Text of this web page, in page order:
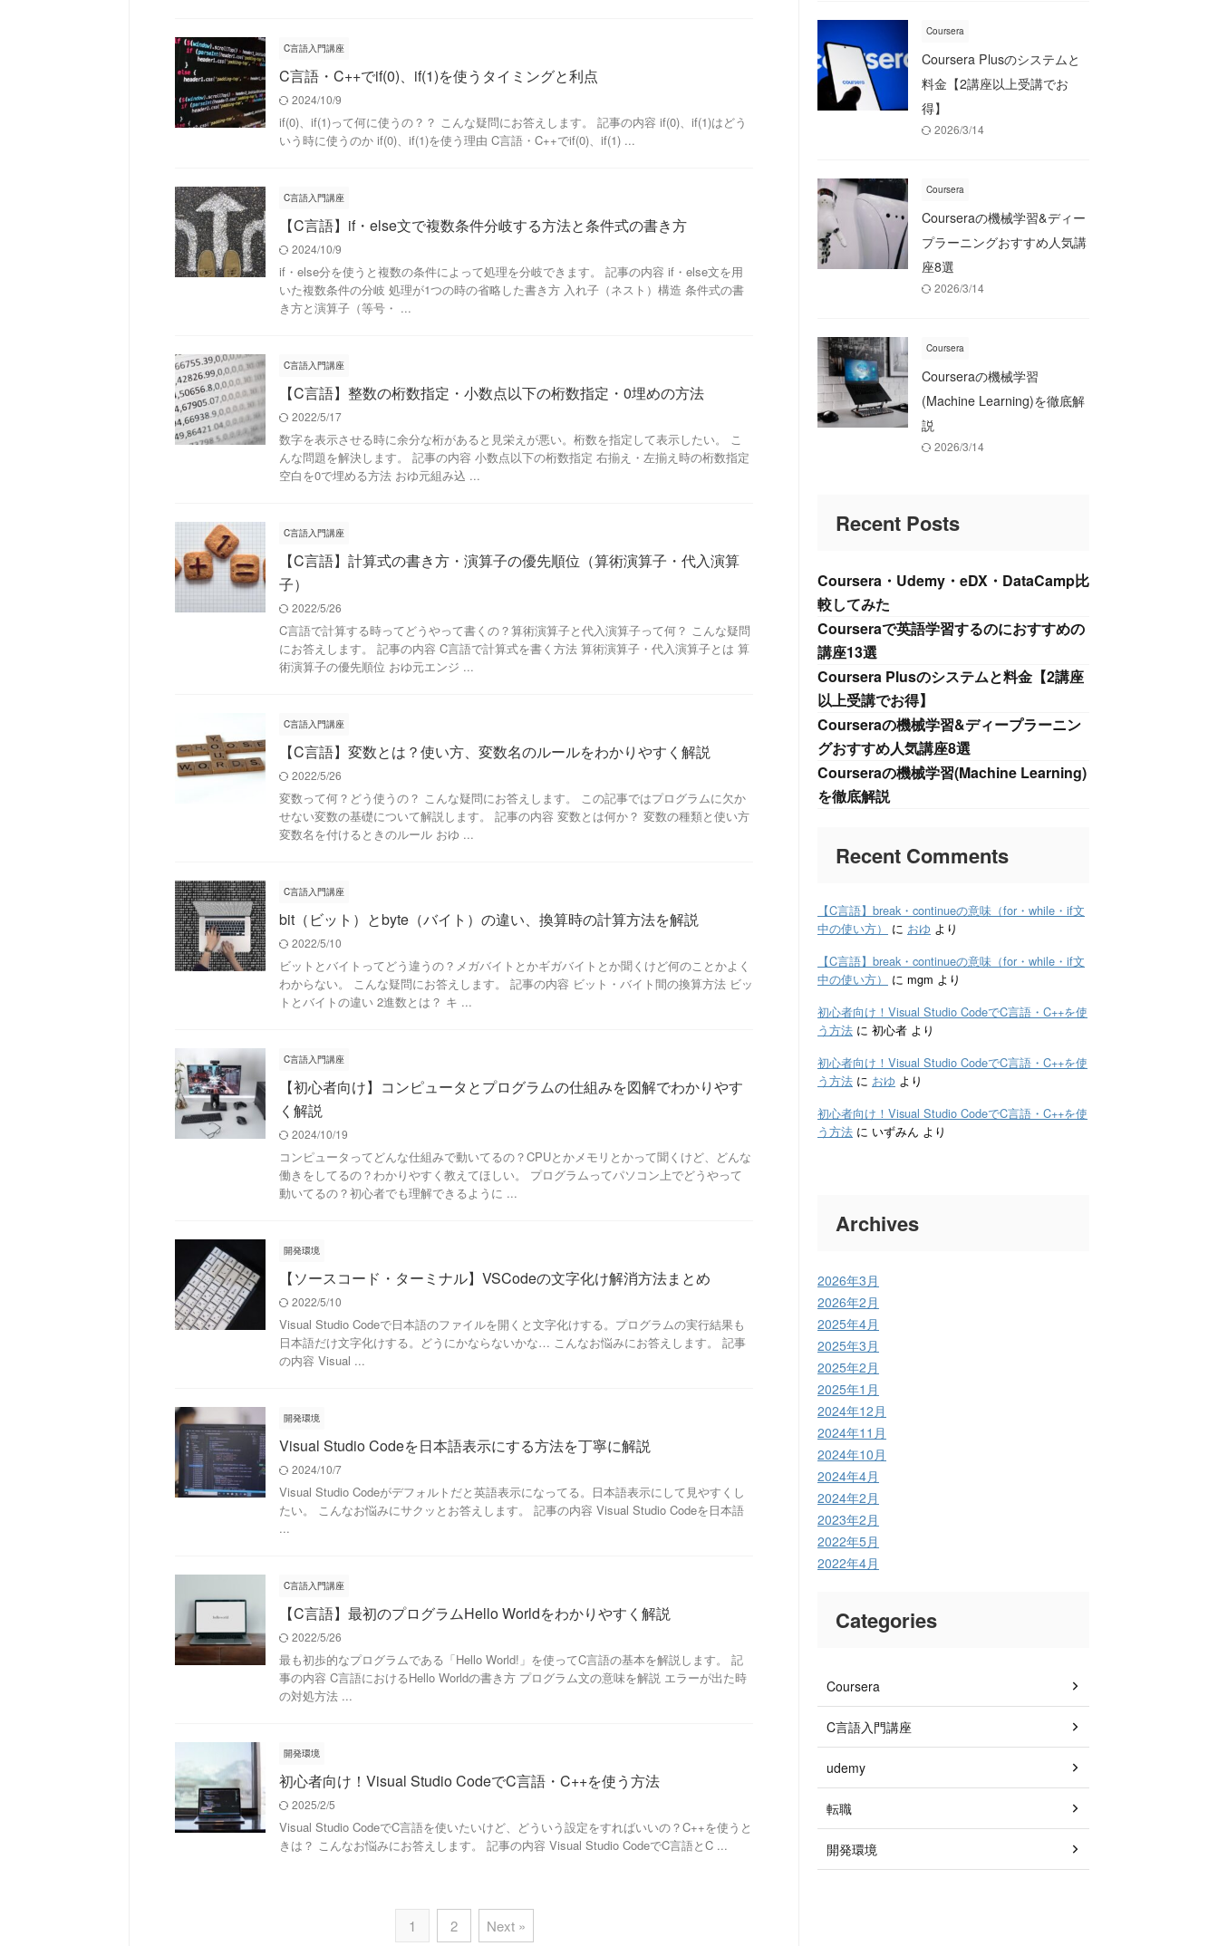
C言語入門講座
C言語・C++でif(0)、if(1)を使うタイミングと利点
2024/10/9
if(0)、if(1)って何に使うの？？ こんな疑問にお答えします。 記事の内容 if(0)、if(1)はどう
いう時に使うのか if(0)、if(1)を使う理由 C言語・C++でif(0)、if(1) ...
C言語入門講座
【C言語】if・else文で複数条件分岐する方法と条件式の書き方
2024/10/9
if・else分を使うと複数の条件によって処理を分岐できます。 記事の内容 if・else文を用
いた複数条件の分岐 処理が1つの時の省略した書き方 入れ子（ネスト）構造 条件式の書
き方と演算子（等号・ ...
C言語入門講座
【C言語】整数の桁数指定・小数点以下の桁数指定・0埋めの方法
2022/5/17
数字を表示させる時に余分な桁があると見栄えが悪い。桁数を指定して表示したい。 こ
んな問題を解決します。 記事の内容 小数点以下の桁数指定 右揃え・左揃え時の桁数指定
空白を0で埋める方法 おゆ元組み込 ...
C言語入門講座
【C言語】計算式の書き方・演算子の優先順位（算術演算子・代入演算
子）
2022/5/26
C言語で計算する時ってどうやって書くの？算術演算子と代入演算子って何？ こんな疑問
にお答えします。 記事の内容 C言語で計算式を書く方法 算術演算子・代入演算子とは 算
術演算子の優先順位 おゆ元エンジ ...
C言語入門講座
【C言語】変数とは？使い方、変数名のルールをわかりやすく解説
2022/5/26
変数って何？どう使うの？ こんな疑問にお答えします。 この記事ではプログラムに欠か
せない変数の基礎について解説します。 記事の内容 変数とは何か？ 変数の種類と使い方
変数名を付けるときのルール おゆ ...
C言語入門講座
bit（ビット）とbyte（バイト）の違い、換算時の計算方法を解説
2022/5/10
ビットとバイトってどう違うの？メガバイトとかギガバイトとか聞くけど何のことかよく
わからない。 こんな疑問にお答えします。 記事の内容 ビット・バイト間の換算方法 ビッ
トとバイトの違い 2進数とは？ キ ...
C言語入門講座
【初心者向け】コンピュータとプログラムの仕組みを図解でわかりやす
く解説
2024/10/19
コンピュータってどんな仕組みで動いてるの？CPUとかメモリとかって聞くけど、どんな
働きをしてるの？わかりやすく教えてほしい。 プログラムってパソコン上でどうやって
動いてるの？初心者でも理解できるように ...
開発環境
【ソースコード・ターミナル】VSCodeの文字化け解消方法まとめ
2022/5/10
Visual Studio Codeで日本語のファイルを開くと文字化けする。プログラムの実行結果も
日本語だけ文字化けする。どうにかならないかな… こんなお悩みにお答えします。 記事
の内容 Visual ...
開発環境
Visual Studio Codeを日本語表示にする方法を丁寧に解説
2024/10/7
Visual Studio Codeがデフォルトだと英語表示になってる。日本語表示にして見やすくし
たい。 こんなお悩みにサクッとお答えします。 記事の内容 Visual Studio Codeを日本語
...
C言語入門講座
【C言語】最初のプログラムHello Worldをわかりやすく解説
2022/5/26
最も初歩的なプログラムである「Hello World!」を使ってC言語の基本を解説します。 記
事の内容 C言語におけるHello Worldの書き方 プログラム文の意味を解説 エラーが出た時
の対処方法 ...
開発環境
初心者向け！Visual Studio CodeでC言語・C++を使う方法
2025/2/5
Visual Studio CodeでC言語を使いたいけど、どういう設定をすればいいの？C++を使うと
きは？ こんなお悩みにお答えします。 記事の内容 Visual Studio CodeでC言語とC ...
1 2 Next »
Coursera
Coursera Plusのシステムと
料金【2講座以上受講でお
得】
2026/3/14
Coursera
Courseraの機械学習&ディー
プラーニングおすすめ人気講
座8選
2026/3/14
Coursera
Courseraの機械学習
(Machine Learning)を徹底解
説
2026/3/14
Recent Posts
Coursera・Udemy・eDX・DataCamp比
較してみた
Courseraで英語学習するのにおすすめの
講座13選
Coursera Plusのシステムと料金【2講座
以上受講でお得】
Courseraの機械学習&ディープラーニン
グおすすめ人気講座8選
Courseraの機械学習(Machine Learning)
を徹底解説
Recent Comments
【C言語】break・continueの意味（for・while・if文
中の使い方）
に おゆ より
【C言語】break・continueの意味（for・while・if文
中の使い方）
に mgm より
初心者向け！Visual Studio CodeでC言語・C++を使
う方法 に 初心者 より
初心者向け！Visual Studio CodeでC言語・C++を使
う方法 に おゆ より
初心者向け！Visual Studio CodeでC言語・C++を使
う方法 に いずみん より
Archives
2026年3月
2026年2月
2025年4月
2025年3月
2025年2月
2025年1月
2024年12月
2024年11月
2024年10月
2024年4月
2024年2月
2023年2月
2022年5月
2022年4月
Categories
Coursera
C言語入門講座
udemy
転職
開発環境